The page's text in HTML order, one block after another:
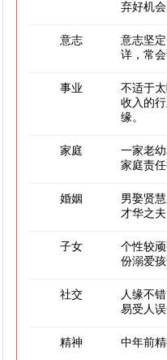
弃好机会
意志
意志坚
详，常会
事业
不适于
收入的
缘。
家庭
一家老
家庭责
婚姻
男娶贤
才华之
子女
个性较
份溺爱孩
社交
人缘不
易受人
精神 中年前